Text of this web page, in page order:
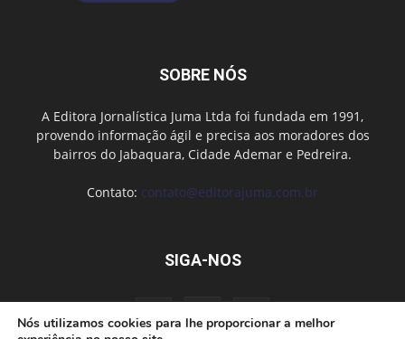
SOBRE NÓS
A Editora Jornalística Juma Ltda foi fundada em 1991,
provendo informação ágil e precisa aos moradores dos
bairros do Jabaquara, Cidade Ademar e Pedreira.
Contato: contato@editorajuma.com.br
SIGA-NOS
Nós utilizamos cookies para lhe proporcionar a melhor